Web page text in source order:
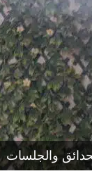
والجلسات